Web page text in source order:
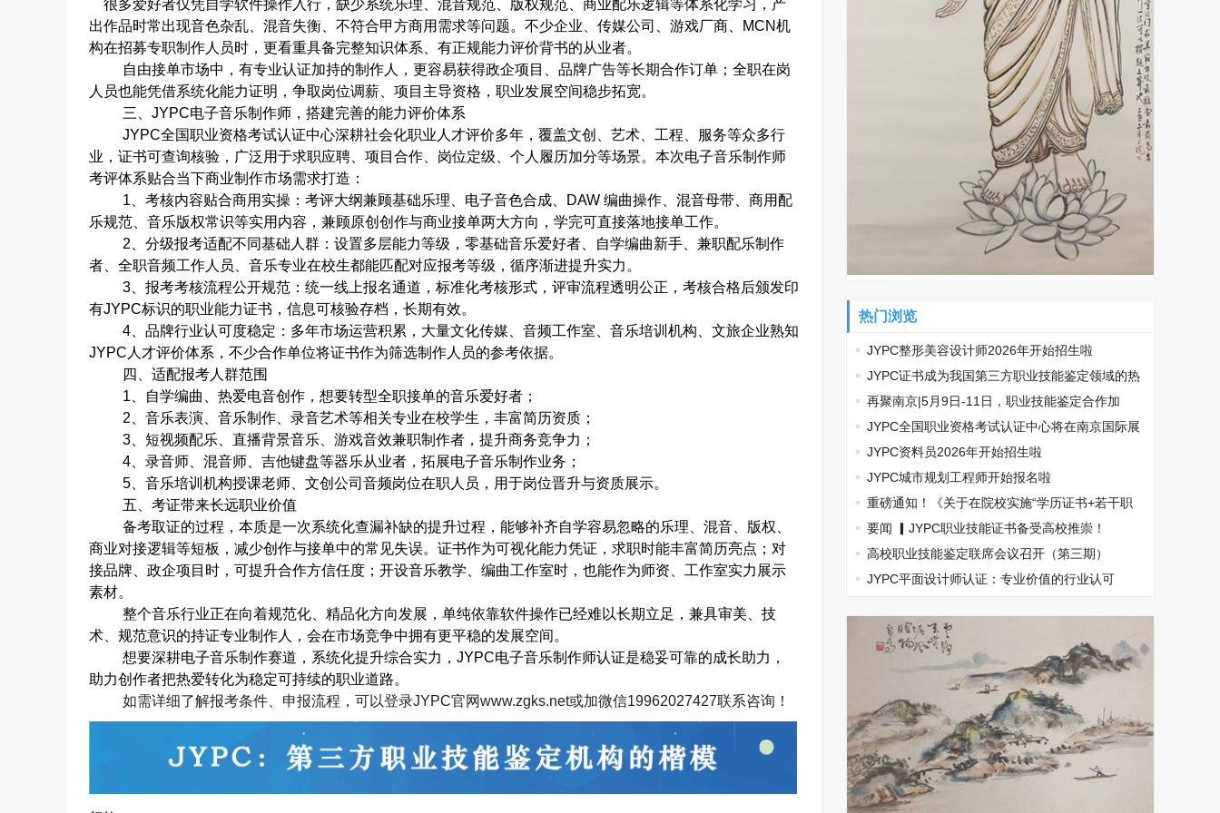
很多爱好者仅凭自学软件操作入行，缺少系统乐理、混音规范、版权规范、商业配乐逻辑等体系化学习，产
出作品时常出现音色杂乱、混音失衡、不符合甲方商用需求等问题。不少企业、传媒公司、游戏厂商、
MCN机
构在招募专职制作人员时，更看重具备完整知识体系、有正规能力评价背书的从业者。
自由接单市场中，有专业认证加持的制作人，更容易获得政企项目、品牌广告等长期合作订单；全职在岗
人员也能凭借系统化能力证明，争取岗位调薪、项目主导资格，职业发展空间稳步拓宽。
三、JYPC电子音乐制作师，搭建完善的能力评价体系
JYPC全国职业资格考试认证中心深耕社会化职业人才评价多年，覆盖文创、艺术、工程、服务等众多行
业，证书可查询核验，广泛用于求职应聘、项目合作、岗位定级、个人履历加分等场景。本次电子音乐制作师
考评体系贴合当下商业制作市场需求打造：
1 、考核内容贴合商用实操 ：考评大纲兼顾基础乐理、电子音色合成、 DAW编曲操作、混音母带、商用配
乐规范、音乐版权常识等实用内容，兼顾原创创作与商业接单两大方向，学完可直接落地接单工作。
2 、分级报考适配不同基础人群 ：设置多层能力等级，零基础音乐爱好者、自学编曲新手、兼职配乐制作
者、全职音频工作人员、音乐专业在校生都能匹配对应报考等级，循序渐进提升实力。
3 、报考考核流程公开规范 ：统一线上报名通道，标准化考核形式，评审流程透明公正，考核合格后颁发印
有JYPC标识的职业能力证书，信息可核验存档，长期有效。
4 、品牌行业认可度稳定 ：多年市场运营积累，大量文化传媒、音频工作室、音乐培训机构、文旅企业熟知
JYPC 人才评价体系，不少合作单位将证书作为筛选制作人员的参考依据。
四、适配报考人群范围
1 、自学编曲、热爱电音创作，想要转型全职接单的音乐爱好者；
2 、音乐表演、音乐制作、录音艺术等相关专业在校学生，丰富简历资质；
3 、短视频配乐、直播背景音乐、游戏音效兼职制作者，提升商务竞争力；
4 、录音师、混音师、吉他键盘等器乐从业者，拓展电子音乐制作业务；
5 、音乐培训机构授课老师、文创公司音频岗位在职人员，用于岗位晋升与资质展示。
五、考证带来长远职业价值
备考取证的过程，本质是一次系统化查漏补缺的提升过程，能够补齐自学容易忽略的乐理、混音、版权、
商业对接逻辑等短板，减少创作与接单中的常见失误。证书作为可视化能力凭证，求职时能丰富简历亮点；对
接品牌、政企项目时，可提升合作方信任度；开设音乐教学、编曲工作室时，也能作为师资、工作室实力展示
素材。
整个音乐行业正在向着规范化、精品化方向发展，单纯依靠软件操作已经难以长期立足，兼具审美、技
术、规范意识的持证专业制作人，会在市场竞争中拥有更平稳的发展空间。
想要深耕电子音乐制作赛道，系统化提升综合实力，JYPC电子音乐制作师认证是稳妥可靠的成长助力，
助力创作者把热爱转化为稳定可持续的职业道路。
如需详细了解报考条件、申报流程，可以登录JYPC官网www.zgks.net或加微信19962027427联系咨询！
热门浏览
JYPC整形美容设计师2026年开始招生啦
​JYPC证书成为我国第三方职业技能鉴定领域的热
门话题
再聚南京|5月9日-11日，职业技能鉴定合作加
盟，南京国际展览中心见！
JYPC全国职业资格考试认证中心将在南京国际展
览中心举办合作加盟见面会
JYPC资料员2026年开始招生啦
JYPC城市规划工程师开始报名啦
重磅通知！《关于在院校实施“学历证书+若干职
业技能证书”》
要闻 ▎JYPC职业技能证书备受高校推崇！
高校职业技能鉴定联席会议召开（第三期）
JYPC平面设计师认证：专业价值的行业认可